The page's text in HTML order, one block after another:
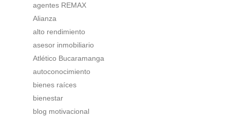
agentes REMAX
Alianza
alto rendimiento
asesor inmobiliario
Atlético Bucaramanga
autoconocimiento
bienes raíces
bienestar
blog motivacional